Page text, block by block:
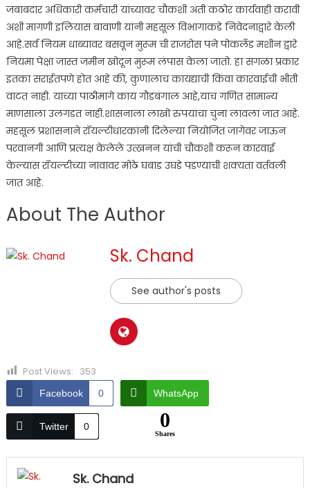
जबाबदार अधिकारी कर्मचारी यांच्यावर चौकशी अंती कठोर कार्यवाही करावी
अशी मागणी इलियास बावाणी यांनी महसूल विभागाकडे निवेदनाद्वारे केली
आहे.सर्व नियम धाब्यावर बसवून मुरूम ची राजरोस पने पोकलँड मशीन द्वारे
नियमा पेक्षा जास्त जमीन खोदून मुरूम लंपास केला जातो. हा सगळा प्रकार
इतका सराईतपणे होत आहे की, कुणालाच कायद्याची किंवा कारवाईची भीती
वाटत नाही. याच्या पाठीमागे काय गौडबंगाल आहे,याचं गणित सामान्य
माणसाला उलगडत नाही.शासनाला लाखो रुपयांचा चुना लावला जात आहे.
महसूल प्रशासनाने रॉयल्टीधारकांनी दिलेल्या नियोजित जागेवर जाऊन
परवानगी आणि प्रत्यक्ष केलेले उत्खनन यांची चौकशी करून कारवाई
केल्यास रॉयल्टीच्या नावावर मोठे घबाड उघडे पडण्याची शक्यता वर्तवली
जात आहे.
About The Author
Sk. Chand
See author's posts
Post Views: 353
Facebook 0 WhatsApp
Twitter 0 0
Shares
Sk. Chand